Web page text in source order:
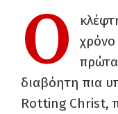
Ο
χρόνο
διαβόητη πια
Rotting Christ,